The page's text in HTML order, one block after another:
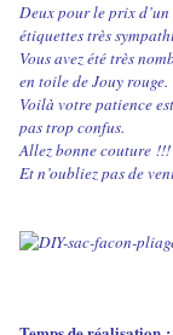
Deux pour le prix
étiquettes très
Vous avez été très
en toile de Jouy rouge.
Voilà votre patience
pas trop confus.
Allez bonne couture !!!
Et n’oubliez pas de